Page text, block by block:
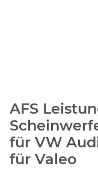
AFS
für VW
für Valeo